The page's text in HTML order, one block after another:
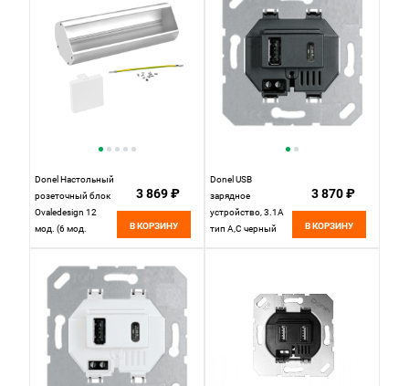
Donel Настольный
розеточный блок
Ovaledesign 12
мод. (6 мод.
3 869 ₽
В КОРЗИНУ
Donel USB
зарядное
устройство, 3.1A
тип A,С черный
3 870 ₽
В КОРЗИНУ